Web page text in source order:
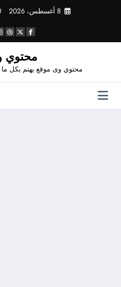
8 أغسطس، 2026
محتوي
محتوي وى موقع يهتم بكل ما